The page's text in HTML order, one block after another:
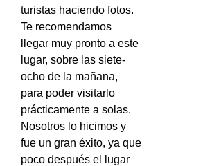
turistas haciendo fotos.
Te recomendamos
llegar muy pronto a este
lugar, sobre las siete-
ocho de la mañana,
para poder visitarlo
prácticamente a solas.
Nosotros lo hicimos y
fue un gran éxito, ya que
poco después el lugar